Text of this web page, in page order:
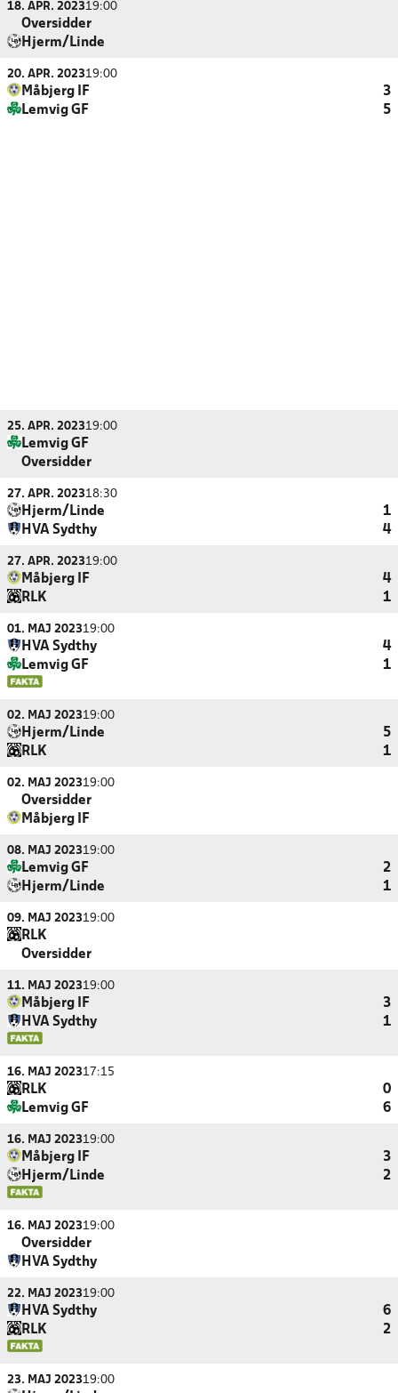
18. APR. 202319:00
Oversidder
Hjerm/Linde
20. APR. 202319:00
Måbjerg IF
3
Lemvig GF
5
25. APR. 202319:00
Lemvig GF
Oversidder
27. APR. 202318:30
Hjerm/Linde
1
HVA Sydthy
4
27. APR. 202319:00
Måbjerg IF
4
RLK
1
01. MAJ 202319:00
HVA Sydthy
4
Lemvig GF
1
02. MAJ 202319:00
Hjerm/Linde
5
RLK
1
02. MAJ 202319:00
Oversidder
Måbjerg IF
08. MAJ 202319:00
Lemvig GF
2
Hjerm/Linde
1
09. MAJ 202319:00
RLK
Oversidder
11. MAJ 202319:00
Måbjerg IF
3
HVA Sydthy
1
16. MAJ 202317:15
RLK
0
Lemvig GF
6
16. MAJ 202319:00
Måbjerg IF
3
Hjerm/Linde
2
16. MAJ 202319:00
Oversidder
HVA Sydthy
22. MAJ 202319:00
HVA Sydthy
6
RLK
2
23. MAJ 202319:00